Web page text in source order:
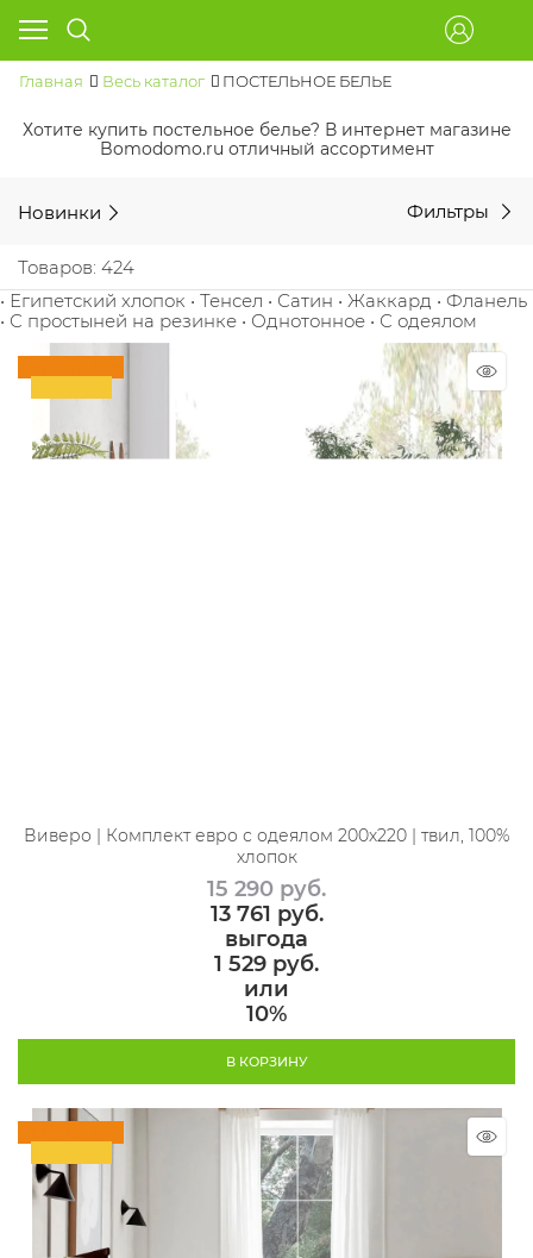
Главная Весь каталог ПОСТЕЛЬНОЕ БЕЛЬЕ
Хотите купить постельное белье? В интернет магазине
Bomodomo.ru отличный ассортимент
Новинки Фильтры
Товаров: 424
• Египетский хлопок • Тенсел • Сатин • Жаккард • Фланель
• С простыней на резинке • Однотонное • С одеялом
Виверо | Комплект евро с одеялом 200х220 | твил, 100%
хлопок
15 290 руб.
13 761 руб.
выгода
1 529 руб.
или
10%
В КОРЗИНУ